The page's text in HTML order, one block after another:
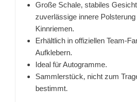
Große Schale, stabiles
zuverlässige innere
Kinnriemen.
Erhältlich in offiziellen Team-
Aufklebern.
Ideal für Autogramme.
Sammlerstück, nicht zum
bestimmt.